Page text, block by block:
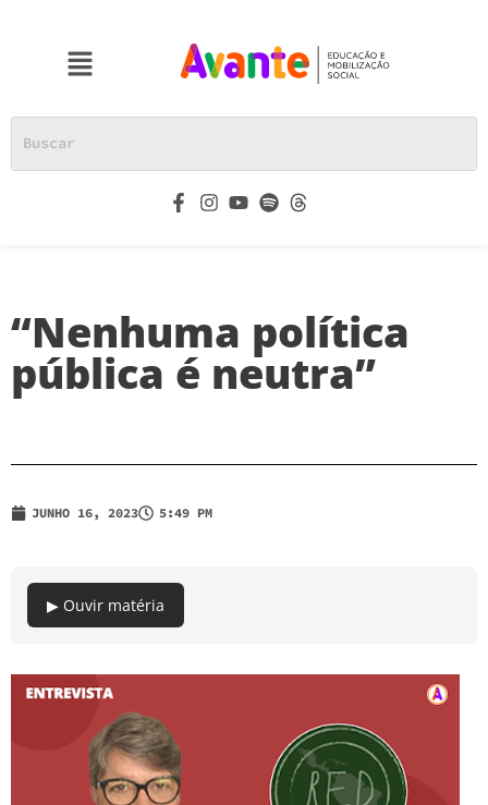
“Nenhuma política
pública é neutra”
JUNHO 16, 2023 5:49 PM
▶ Ouvir matéria